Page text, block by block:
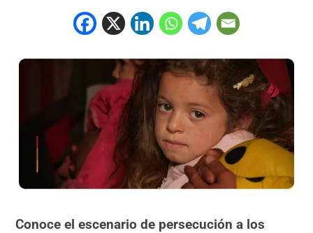
Conoce el escenario de persecución a los